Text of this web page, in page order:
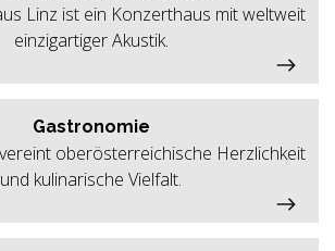
Linz ist ein Konzerthaus mit weltweit
einzigartiger Akustik.
Gastronomie
oberösterreichische Herzlichkeit
und kulinarische Vielfalt.